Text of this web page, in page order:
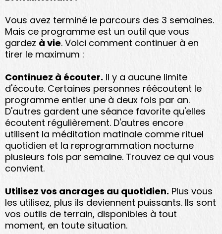
Vous avez terminé le parcours des 3 semaines.
Mais ce programme est un outil que vous
gardez à vie. Voici comment continuer à en
tirer le maximum :
Continuez à écouter. Il y a aucune limite
d'écoute. Certaines personnes réécoutent le
programme entier une à deux fois par an.
D'autres gardent une séance favorite qu'elles
écoutent régulièrement. D'autres encore
utilisent la méditation matinale comme rituel
quotidien et la reprogrammation nocturne
plusieurs fois par semaine. Trouvez ce qui vous
convient.
Utilisez vos ancrages au quotidien. Plus vous
les utilisez, plus ils deviennent puissants. Ils sont
vos outils de terrain, disponibles à tout
moment, en toute situation.